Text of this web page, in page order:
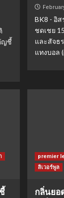
ญชี้
BK8 - อิ
ชดเชย
และสัจธ
แทงบอล
premier
ลิเวอร์พูล
กลิ่นยอ